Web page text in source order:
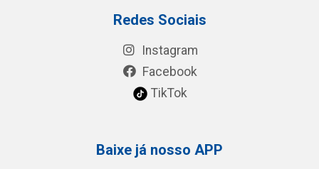
Redes Sociais
Instagram
Facebook
TikTok
Baixe já nosso APP